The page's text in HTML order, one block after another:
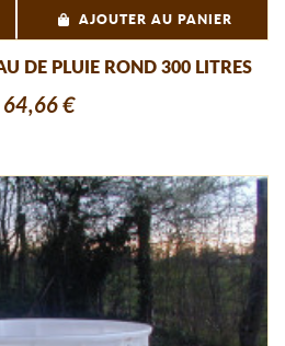
AJOUTER AU PANIER
DE PLUIE ROND 300 LITRES
64,66 €